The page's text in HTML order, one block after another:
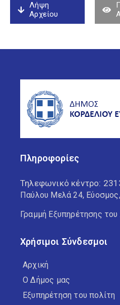
Λήψη
Αρχείου
Πληροφορίες
Τηλεφωνικό κέντρο:
Παύλου Μελά 24,
Γραμμή Εξυπηρέτησης
Χρήσιμοι Σύνδεσμοι
Αρχική
Ο Δήμος μας
Εξυπηρέτηση του πολίτη